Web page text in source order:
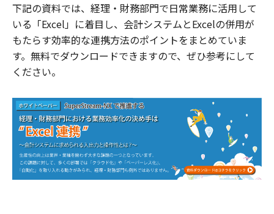
下記の資料では、経理・財務部門で日常業務に活用して
いる「Excel」に着目し、会計システムとExcelの併用が
もたらす効率的な連携方法のポイントをまとめていま
す。無料でダウンロードできますので、ぜひ参考にして
ください。